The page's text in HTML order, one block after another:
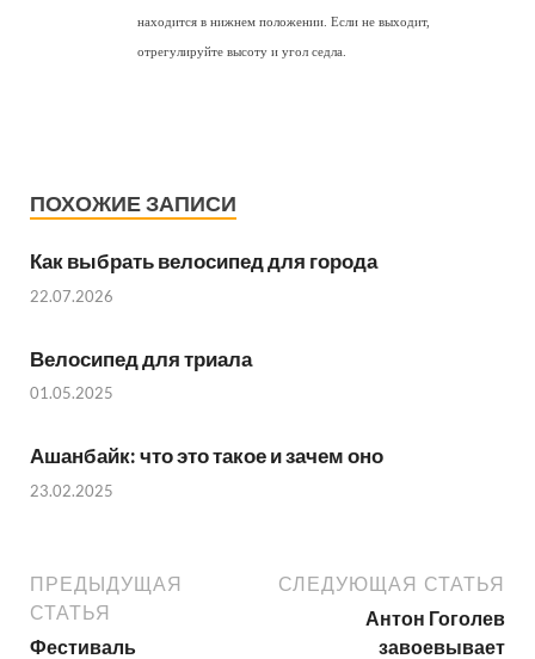
находится в нижнем положении. Если не выходит,
отрегулируйте высоту и угол седла.
ПОХОЖИЕ ЗАПИСИ
Как выбрать велосипед для города
22.07.2026
Велосипед для триала
01.05.2025
Ашанбайк: что это такое и зачем оно
23.02.2025
ПРЕДЫДУЩАЯ
СТАТЬЯ
Фестиваль
СЛЕДУЮЩАЯ СТАТЬЯ
Антон Гоголев
завоевывает